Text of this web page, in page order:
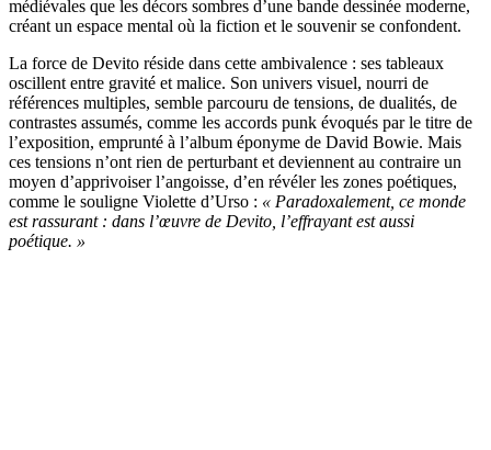
médiévales que les décors sombres d’une bande dessinée moderne,
créant un espace mental où la fiction et le souvenir se confondent.
La force de Devito réside dans cette ambivalence : ses tableaux
oscillent entre gravité et malice. Son univers visuel, nourri de
références multiples, semble parcouru de tensions, de dualités, de
contrastes assumés, comme les accords punk évoqués par le titre de
l’exposition, emprunté à l’album éponyme de David Bowie. Mais
ces tensions n’ont rien de perturbant et deviennent au contraire un
moyen d’apprivoiser l’angoisse, d’en révéler les zones poétiques,
comme le souligne Violette d’Urso : « Paradoxalement, ce monde
est rassurant : dans l’œuvre de Devito, l’effrayant est aussi
poétique. »